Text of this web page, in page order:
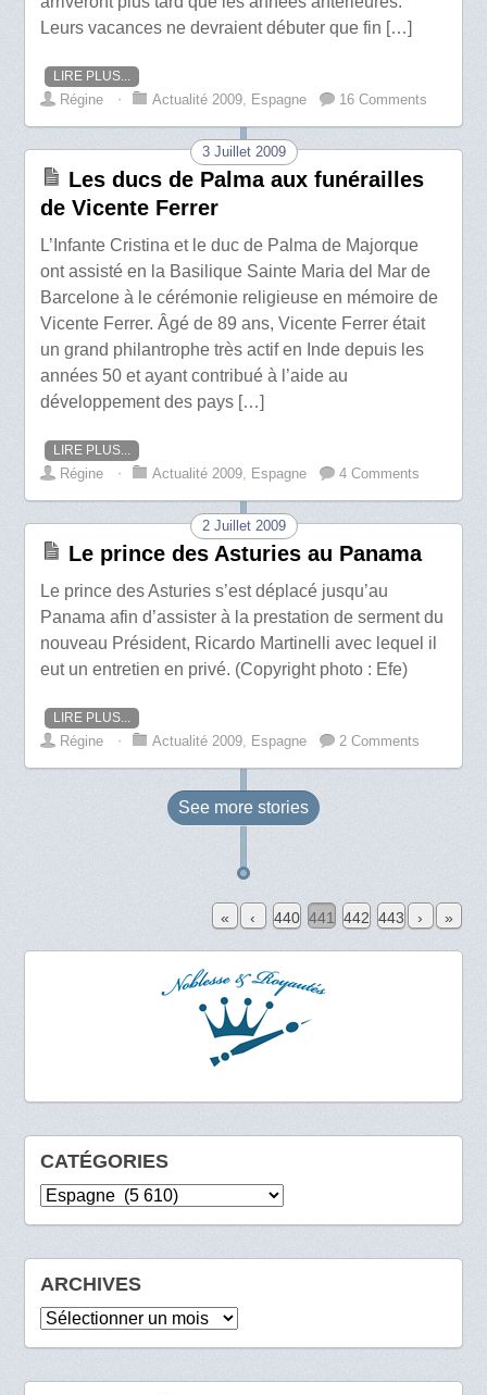
Leurs vacances ne devraient débuter que fin […]
LIRE PLUS...
Régine ⋅ Actualité 2009 Espagne 16 Comments
3 Juillet 2009
Les ducs de Palma aux funérailles
de Vicente Ferrer
L’Infante Cristina et le duc de Palma de Majorque
ont assisté en la Basilique Sainte Maria del Mar de
Barcelone à le cérémonie religieuse en mémoire de
Vicente Ferrer. Âgé de 89 ans, Vicente Ferrer était
un grand philantrophe très actif en Inde depuis les
années 50 et ayant contribué à l’aide au
développement des pays […]
LIRE PLUS...
Régine ⋅ Actualité 2009, Espagne 4 Comments
2 Juillet 2009
Le prince des Asturies au Panama
Le prince des Asturies s’est déplacé jusqu’au
Panama afin d’assister à la prestation de serment du
nouveau Président, Ricardo Martinelli avec lequel il
eut un entretien en privé. (Copyright photo : Efe)
LIRE PLUS...
Régine ⋅ Actualité 2009, Espagne 2 Comments
See more stories
« ‹ 440 441 442 443 › »
CATÉGORIES
Catégories
ARCHIVES
Archives